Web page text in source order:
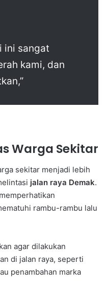
ini sangat
kami, dan
Warga Sekitar
sekitar menjadi lebih
jalan raya Demak.
rambu-rambu lalu
agar dilakukan
di jalan raya, seperti
penambahan marka